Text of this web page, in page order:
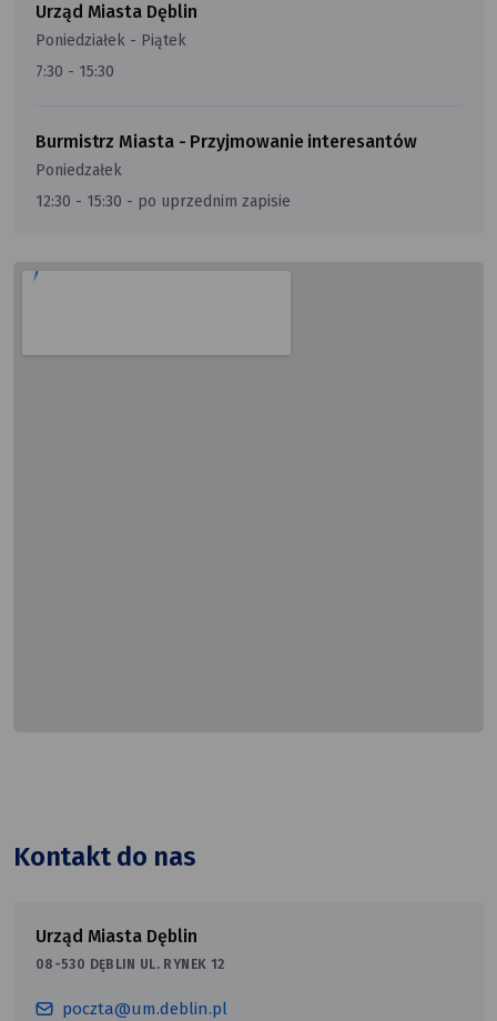
Urząd Miasta Dęblin
Poniedziałek - Piątek
7:30 - 15:30
Burmistrz Miasta - Przyjmowanie interesantów
Poniedzałek
12:30 - 15:30 - po uprzednim zapisie
Kontakt do nas
Urząd Miasta Dęblin
08-530 DĘBLIN UL. RYNEK 12
poczta@um.deblin.pl